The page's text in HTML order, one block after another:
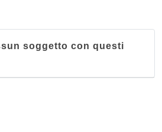
soggetto con questi